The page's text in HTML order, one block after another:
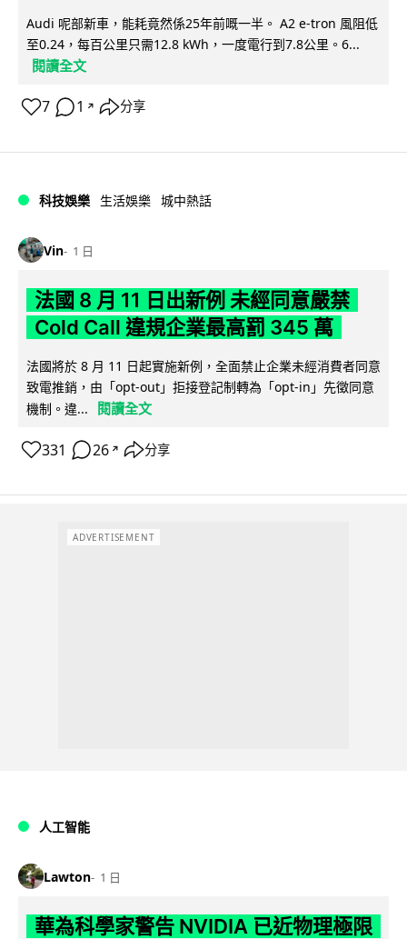
Audi 呢部新車，能耗竟然係25年前嘅一半。 A2 e-tron 風阻低
至0.24，每百公里只需12.8 kWh，一度電行到7.8公里。6...
閱讀全文
7 1 ↗ 分享
科技娛樂 生活娛樂 城中熱話
Vin 1 日
法國 8 月 11 日出新例 未經同意嚴禁
Cold Call 違規企業最高罰 345 萬
法國將於 8 月 11 日起實施新例，全面禁止企業未經消費者同意
致電推銷，由「opt-out」拒接登記制轉為「opt-in」先徵同意
機制。違...
閱讀全文
331 26 ↗ 分享
ADVERTISEMENT
人工智能
Lawton 1 日
華為科學家警告 NVIDIA 已近物理極限